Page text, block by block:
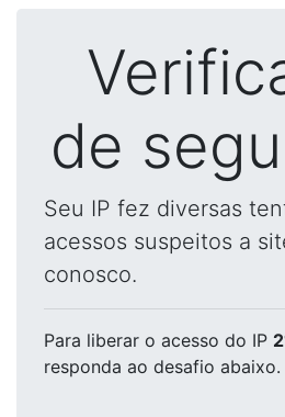
de
Seu IP fez diversas
acessos suspeitos a
conosco.
Para liberar o acesso do IP
responda ao desafio abaixo.